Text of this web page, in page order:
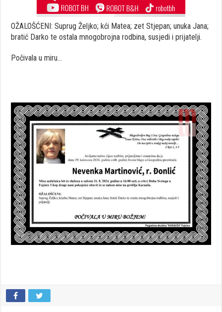
OŽALOŠĆENI: Suprug Željko; kći Matea; zet Stjepan; unuka Jana;
bratić Darko te ostala mnogobrojna rodbina, susjedi i prijatelji.
Počivala u miru…